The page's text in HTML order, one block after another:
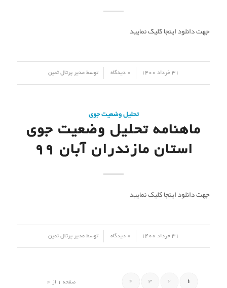
جهت دانلود اینجا کلیک نمایید
31 خرداد 1400 / 0 دیدگاه توسط مدیر پرتال ثمین
تحلیل وضعیت جوی
ماهنامه تحلیل وضعیت جوی
استان مازندران آبان 99
جهت دانلود اینجا کلیک نمایید
31 خرداد 1400 / 0 دیدگاه توسط مدیر پرتال ثمین
صفحه 1 از 4 1
2
3
4